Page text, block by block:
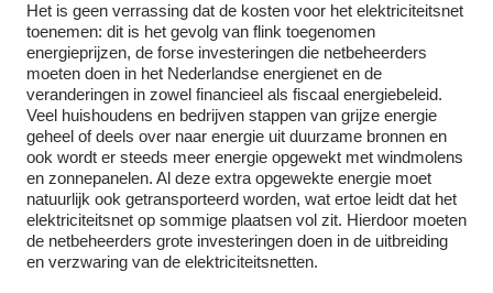
Het is geen verrassing dat de kosten voor het elektriciteitsnet
toenemen: dit is het gevolg van flink toegenomen
energieprijzen, de forse investeringen die netbeheerders
moeten doen in het Nederlandse energienet en de
veranderingen in zowel financieel als fiscaal energiebeleid.
Veel huishoudens en bedrijven stappen van grijze energie
geheel of deels over naar energie uit duurzame bronnen en
ook wordt er steeds meer energie opgewekt met windmolens
en zonnepanelen. Al deze extra opgewekte energie moet
natuurlijk ook getransporteerd worden, wat ertoe leidt dat het
elektriciteitsnet op sommige plaatsen vol zit. Hierdoor moeten
de netbeheerders grote investeringen doen in de uitbreiding
en verzwaring van de elektriciteitsnetten.